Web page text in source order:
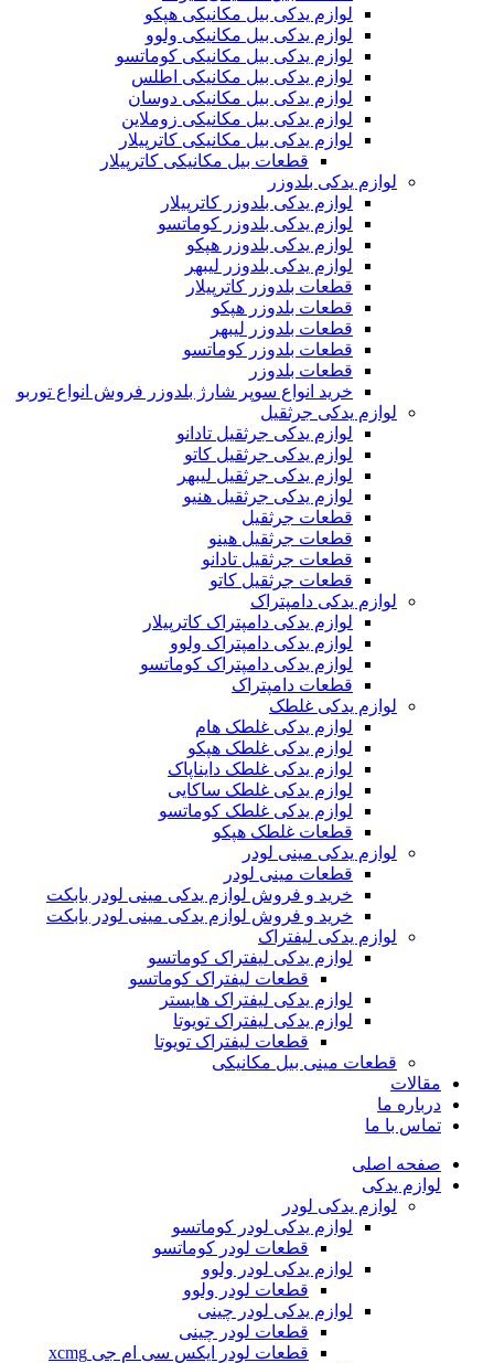
لوازم یدکی بیل مکانیکی هپکو
لوازم یدکی بیل مکانیکی ولوو
لوازم یدکی بیل مکانیکی کوماتسو
لوازم یدکی بیل مکانیکی اطلس
لوازم یدکی بیل مکانیکی دوسان
لوازم یدکی بیل مکانیکی زوملاین
لوازم یدکی بیل مکانیکی کاترپیلار
قطعات بیل مکانیکی کاترپیلار
لوازم یدکی بلدوزر
لوازم یدکی بلدوزر کاترپیلار
لوازم یدکی بلدوزر کوماتسو
لوازم یدکی بلدوزر هپکو
لوازم یدکی بلدوزر لیبهر
قطعات بلدوزر کاترپیلار
قطعات بلدوزر هپکو
قطعات بلدوزر لیبهر
قطعات بلدوزر کوماتسو
قطعات بلدوزر
خرید انواع سوپر شارژ بلدوزر فروش انواع توربو
لوازم یدکی جرثقیل
لوازم یدکی جرثقیل تادانو
لوازم یدکی جرثقیل کاتو
لوازم یدکی جرثقیل لیبهر
لوازم یدکی جرثقیل هنیو
قطعات جرثقیل
قطعات جرثقیل هینو
قطعات جرثقیل تادانو
قطعات جرثقیل کاتو
لوازم یدکی دامپتراک
لوازم یدکی دامپتراک کاترپیلار
لوازم یدکی دامپتراک ولوو
لوازم یدکی دامپتراک کوماتسو
قطعات دامپتراک
لوازم یدکی غلطک
لوازم یدکی غلطک هام
لوازم یدکی غلطک هپکو
لوازم یدکی غلطک دایناپاک
لوازم یدکی غلطک ساکایی
لوازم یدکی غلطک کوماتسو
قطعات غلطک هپکو
لوازم یدکی مینی لودر
قطعات مینی لودر
خرید و فروش لوازم یدکی مینی لودر بابکت
خرید و فروش لوازم یدکی مینی لودر بابکت
لوازم یدکی لیفتراک
لوازم یدکی لیفتراک کوماتسو
قطعات لیفتراک کوماتسو
لوازم یدکی لیفتراک هایستر
لوازم یدکی لیفتراک تویوتا
قطعات لیفتراک تویوتا
قطعات مینی بیل مکانیکی
ما
با ما
اصلی
یدکی
لوازم یدکی لودر
لوازم یدکی لودر کوماتسو
قطعات لودر کوماتسو
لوازم یدکی لودر ولوو
قطعات لودر ولوو
لوازم یدکی لودر چینی
قطعات لودر چینی
قطعات لودر ایکس سی ام جی xcmg